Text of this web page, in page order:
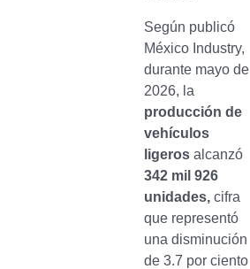
Según publicó
México Industry,
durante mayo de
2026, la
producción de
vehículos
ligerosalcanzó
342 mil 926
unidades,cifra
que representó
una disminución
de 3.7 por ciento